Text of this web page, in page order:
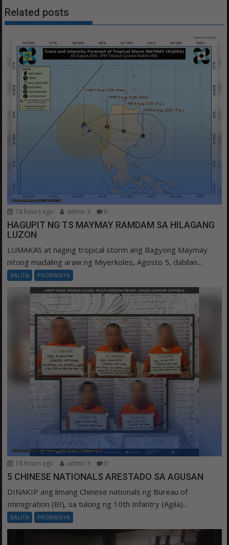
Related posts
18 hours ago admin 3 0
HAGUPIT NG TS MAYMAY RAMDAM SA HILAGANG
LUZON
LUMAKAS at naging tropical storm ang Bagyong Maymay
nitong madaling araw ng Miyerkoles, Agosto 5, dahilan...
BALITA PROBINSIYA
18 hours ago admin 3 0
5 CHINESE NATIONALS ARESTADO SA AGUSAN
DINAKIP ang limang Chinese nationals ng Bureau of
Immigration (BI), sa tulong ng 10th Infantry (Agila)...
BALITA PROBINSIYA